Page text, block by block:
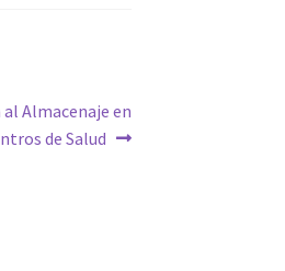
Almacenaje en
de Salud